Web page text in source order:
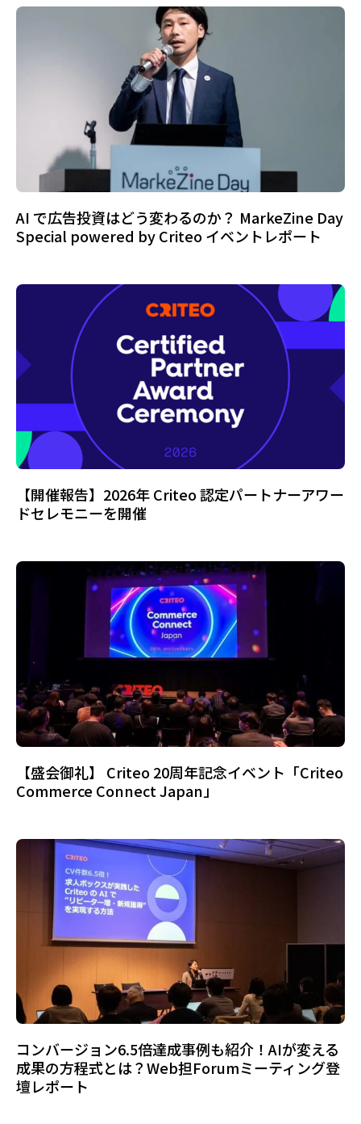
AI で広告投資はどう変わるのか？ MarkeZine Day
Special powered by Criteo イベントレポート
【開催報告】2026年 Criteo 認定パートナーアワー
ドセレモニーを開催
【盛会御礼】 Criteo 20周年記念イベント「Criteo
Commerce Connect Japan」
コンバージョン6.5倍達成事例も紹介！AIが変える
成果の方程式とは？Web担Forumミーティング登
壇レポート